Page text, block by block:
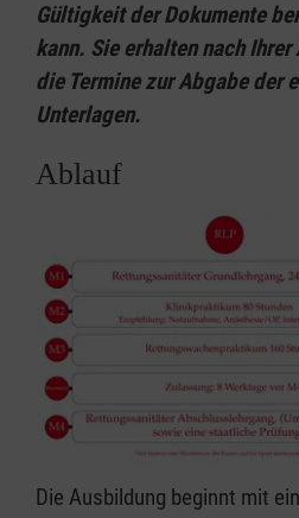
Gültigkeit der Dokumente
kann. Sie erhalten nach
die Termine zur Abgabe der
Unterlagen.
Ablauf
Die Ausbildung beginnt mit